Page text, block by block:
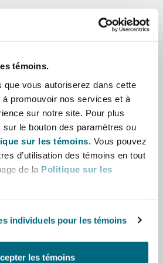
témoins.
que vous autoriserez dans cette
à promouvoir nos services et à
sur notre site. Pour plus
sur le bouton des paramètres ou
sur les témoins. Vous pouvez
d’utilisation des témoins en tout
de la Politique sur les
individuels pour les témoins
les témoins
Entretien, réparation et
Droit aérien commercial
Droit réglementaire
Satellites et espace
Droit maritime
Risques politiques et crédit
Assurance biens
Building
Europe